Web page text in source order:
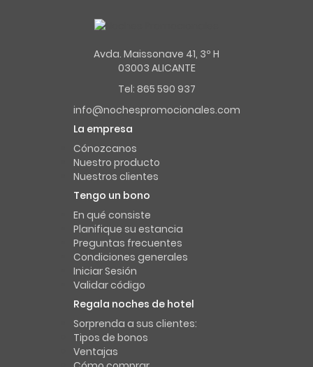
Avda. Maissonave 41, 3º H
03003 ALICANTE
Tel: 865 590 937
info@nochespromocionales.com
La empresa
Cónozcanos
Nuestro producto
Nuestros clientes
Tengo un bono
En qué consiste
Planifique su estancia
Preguntas frecuentes
Condiciones generales
Iniciar Sesión
Validar código
Regala noches de hotel
Sorprenda a sus clientes:
Tipos de bonos
Ventajas